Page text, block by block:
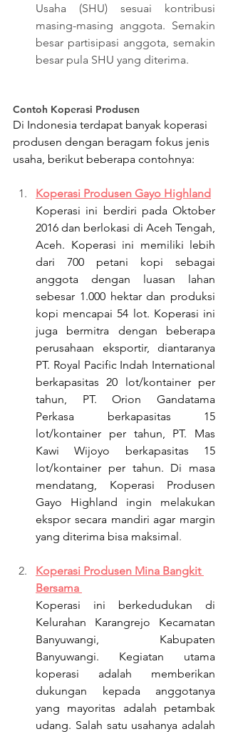
Usaha (SHU) sesuai kontribusi
masing-masing anggota. Semakin
besar partisipasi anggota, semakin
besar pula SHU yang diterima.
Contoh Koperasi Produsen
Di Indonesia terdapat banyak koperasi
produsen dengan beragam fokus jenis
usaha, berikut beberapa contohnya:
Koperasi Produsen Gayo Highland
Koperasi ini berdiri pada Oktober
2016 dan berlokasi di Aceh Tengah,
Aceh. Koperasi ini memiliki lebih
dari 700 petani kopi sebagai
anggota dengan luasan lahan
sebesar 1.000 hektar dan produksi
kopi mencapai 54 lot. Koperasi ini
juga bermitra dengan beberapa
perusahaan eksportir, diantaranya
PT. Royal Pacific Indah International
berkapasitas 20 lot/kontainer per
tahun, PT. Orion Gandatama
Perkasa berkapasitas 15
lot/kontainer per tahun, PT. Mas
Kawi Wijoyo berkapasitas 15
lot/kontainer per tahun. Di masa
mendatang, Koperasi Produsen
Gayo Highland ingin melakukan
ekspor secara mandiri agar margin
yang diterima bisa maksimal.
Koperasi Produsen Mina Bangkit
Bersama
Koperasi ini berkedudukan di
Kelurahan Karangrejo Kecamatan
Banyuwangi, Kabupaten
Banyuwangi. Kegiatan utama
koperasi adalah memberikan
dukungan kepada anggotanya
yang mayoritas adalah petambak
udang. Salah satu usahanya adalah